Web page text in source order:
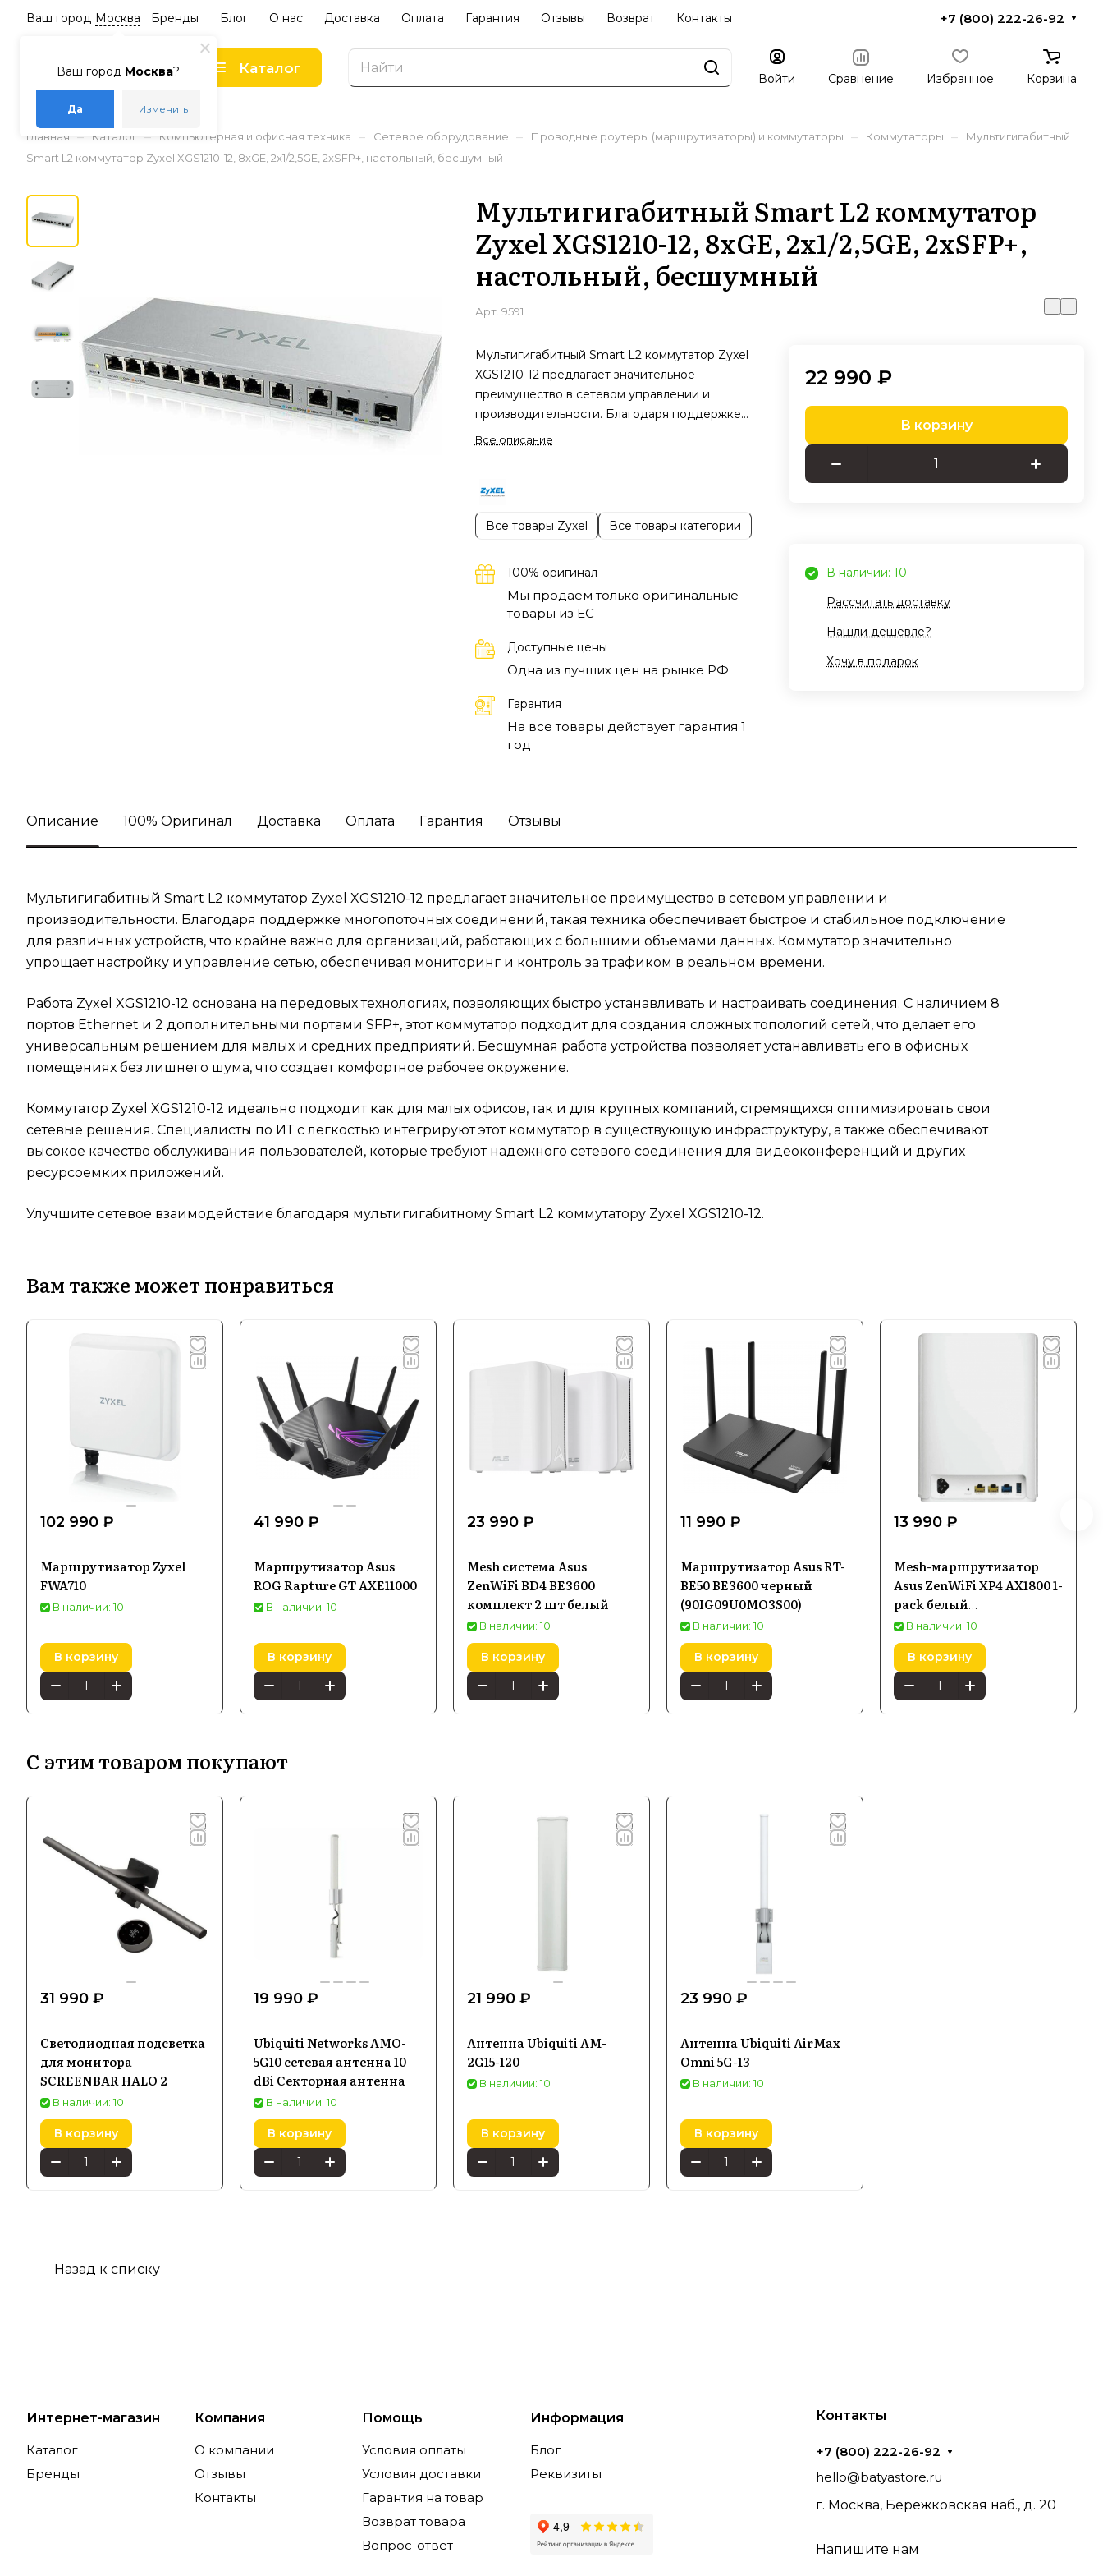
Ваш город Москва?
Да Изменить
Ваш город Москва Бренды Блог О нас Доставка Оплата Гарантия Отзывы Возврат Контакты +7 (800) 222-26-92
Каталог
Войти Сравнение Избранное Корзина
Главная – Каталог – Компьютерная и офисная техника – Сетевое оборудование – Проводные роутеры (маршрутизаторы) и коммутаторы – Коммутаторы –
Мультигигабитный
Smart L2 коммутатор Zyxel XGS1210-12, 8xGE, 2x1/2,5GE, 2xSFP+, настольный, бесшумный
Мультигигабитный Smart L2 коммутатор
Zyxel XGS1210-12, 8xGE, 2x1/2,5GE, 2xSFP+,
настольный, бесшумный
Арт. 9591
Мультигигабитный Smart L2 коммутатор Zyxel
XGS1210-12 предлагает значительное
преимущество в сетевом управлении и
производительности. Благодаря поддержке
многопоточных соединений, такая техника
крайне важно для организаций, работающих с
большими объемами данных. Коммутатор
значительно упрощает настройку и управление
трафиком в реальном времени.
XGS1210-12 основана на передовых технологиях,
позволяющих быстро устанавливать и
Ethernet и 2 дополнительными портами SFP+,
этот коммутатор подходит для создания
универсальным решением для малых и средних
предприятий. Бесшумная работа устройства
позволяет устанавливать его в офисных
малых офисов, так и для крупных компаний,
стремящихся оптимизировать свои сетевые
инфраструктуру, а также обеспечивают
высокое качество обслуживания
пользователей, которые требуют надежного
сетевого соединения для видеоконференций и
сетевое взаимодействие благодаря
мультигигабитному Smart L2 коммутатору Zyxel
XGS1210-12.
Все описание
Все товары Zyxel Все товары категории
100% оригинал
Мы продаем только оригинальные
товары из EC
Доступные цены
Одна из лучших цен на рынке РФ
Гарантия
На все товары действует гарантия 1
год
22 990 ₽
В корзину
В наличии: 10
Рассчитать доставку
Нашли дешевле?
Хочу в подарок
Описание 100% Оригинал Доставка Оплата Гарантия Отзывы
Мультигигабитный Smart L2 коммутатор Zyxel XGS1210-12 предлагает значительное преимущество в сетевом управлении и
производительности. Благодаря поддержке многопоточных соединений, такая техника обеспечивает быстрое и стабильное подключение
для различных устройств, что крайне важно для организаций, работающих с большими объемами данных. Коммутатор значительно
упрощает настройку и управление сетью, обеспечивая мониторинг и контроль за трафиком в реальном времени.
Работа Zyxel XGS1210-12 основана на передовых технологиях, позволяющих быстро устанавливать и настраивать соединения. С наличием 8
портов Ethernet и 2 дополнительными портами SFP+, этот коммутатор подходит для создания сложных топологий сетей, что делает его
универсальным решением для малых и средних предприятий. Бесшумная работа устройства позволяет устанавливать его в офисных
помещениях без лишнего шума, что создает комфортное рабочее окружение.
Коммутатор Zyxel XGS1210-12 идеально подходит как для малых офисов, так и для крупных компаний, стремящихся оптимизировать свои
сетевые решения. Специалисты по ИТ с легкостью интегрируют этот коммутатор в существующую инфраструктуру, а также обеспечивают
высокое качество обслуживания пользователей, которые требуют надежного сетевого соединения для видеоконференций и других
ресурсоемких приложений.
Улучшите сетевое взаимодействие благодаря мультигигабитному Smart L2 коммутатору Zyxel XGS1210-12.
Вам также может понравиться
102 990 ₽
Маршрутизатор Zyxel
FWA710
В наличии: 10
В корзину
41 990 ₽
Маршрутизатор Asus
ROG Rapture GT AXE11000
В наличии: 10
В корзину
23 990 ₽
Mesh система Asus
ZenWiFi BD4 BE3600
комплект 2 шт белый
В наличии: 10
В корзину
11 990 ₽
Маршрутизатор Asus RT-
BE50 BE3600 черный
(90IG09U0MO3S00)
В наличии: 10
В корзину
13 990 ₽
Mesh-маршрутизатор
Asus ZenWiFi XP4 AX1800 1-
pack белый
В наличии: 10
В корзину
С этим товаром покупают
31 990 ₽
Светодиодная подсветка
для монитора
SCREENBAR HALO 2
В наличии: 10
В корзину
19 990 ₽
Ubiquiti Networks AMO-
5G10 сетевая антенна 10
dBi Секторная антенна
В наличии: 10
В корзину
21 990 ₽
Антенна Ubiquiti AM-
2G15-120
В наличии: 10
В корзину
23 990 ₽
Антенна Ubiquiti AirMax
Omni 5G-13
В наличии: 10
В корзину
Назад к списку
Интернет-магазин
Каталог
Бренды
Компания
О компании
Отзывы
Контакты
Помощь
Условия оплаты
Условия доставки
Гарантия на товар
Возврат товара
Вопрос-ответ
Информация
Блог
Реквизиты
Контакты
+7 (800) 222-26-92
hello@batyastore.ru
г. Москва, Бережковская наб., д. 20
Напишите нам